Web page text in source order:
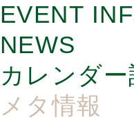
EVENT
NEWS
カレンダー
メタ情報